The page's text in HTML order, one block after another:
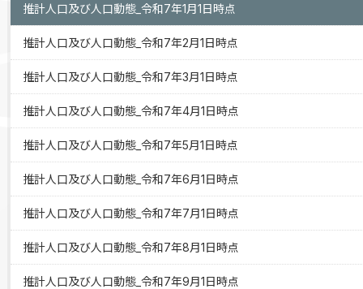
推計人口及び人口動態_令和7年1月1日時点
推計人口及び人口動態_令和7年2月1日時点
推計人口及び人口動態_令和7年3月1日時点
推計人口及び人口動態_令和7年4月1日時点
推計人口及び人口動態_令和7年5月1日時点
推計人口及び人口動態_令和7年6月1日時点
推計人口及び人口動態_令和7年7月1日時点
推計人口及び人口動態_令和7年8月1日時点
推計人口及び人口動態_令和7年9月1日時点